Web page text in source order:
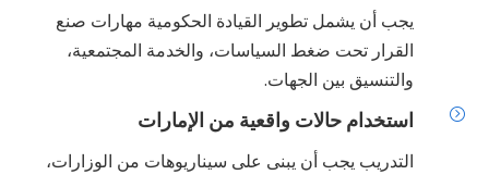
يجب أن يشمل تطوير القيادة الحكومية مهارات صنع
القرار تحت ضغط السياسات، والخدمة المجتمعية،
والتنسيق بين الجهات.
= استخدام حالات واقعية من الإمارات
التدريب يجب أن يبنى على سيناريوهات من الوزارات،